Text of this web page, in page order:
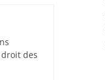
des